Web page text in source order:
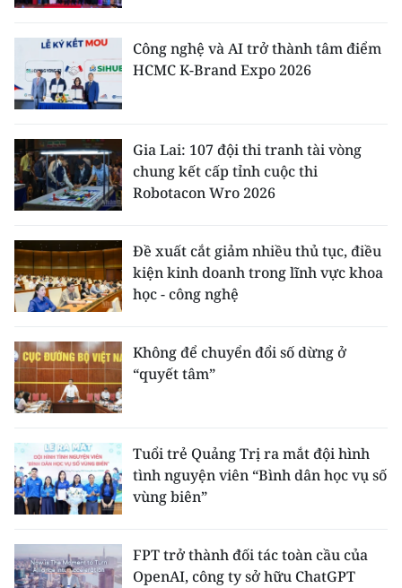
Công nghệ và AI trở thành tâm điểm
HCMC K-Brand Expo 2026
Gia Lai: 107 đội thi tranh tài vòng
chung kết cấp tỉnh cuộc thi
Robotacon Wro 2026
Đề xuất cắt giảm nhiều thủ tục, điều
kiện kinh doanh trong lĩnh vực khoa
học - công nghệ
Không để chuyển đổi số dừng ở
“quyết tâm”
Tuổi trẻ Quảng Trị ra mắt đội hình
tình nguyện viên “Bình dân học vụ số
vùng biên”
FPT trở thành đối tác toàn cầu của
OpenAI, công ty sở hữu ChatGPT